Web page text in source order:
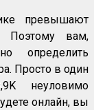
превышают
Поэтому вам,
определить
Просто в один
неуловимо
онлайн, вы